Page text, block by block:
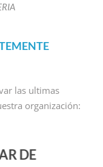
las ultimas
organización:
DE